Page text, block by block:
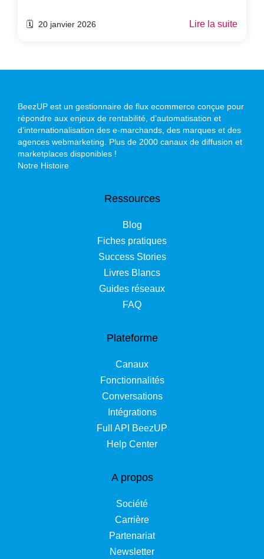
🗓️ 20 janvier 2026 Lire la suite
BeezUP est un gestionnaire de flux ecommerce conçue pour
répondre aux enjeux de rentabilité, d’automatisation et
d’internationalisation des e-marchands, des marques et des
agences webmarketing. Plus de 2000 canaux de diffusion et
marketplaces disponibles !
Notre Histoire
Ressources
Blog
Fiches pratiques
Success Stories
Livres Blancs
Guides réseaux
FAQ
Plateforme
Canaux
Fonctionnalités
Conversations
Intégrations
Full API BeezUP
Help Center
A propos
Société
Carrière
Partenariat
Newsletter